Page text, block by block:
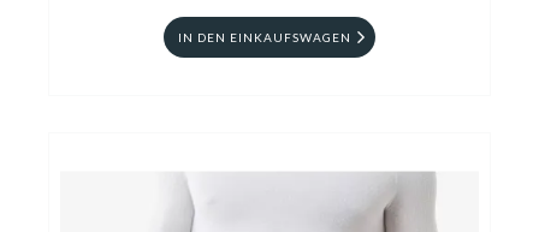
IN DEN EINKAUFSWAGEN